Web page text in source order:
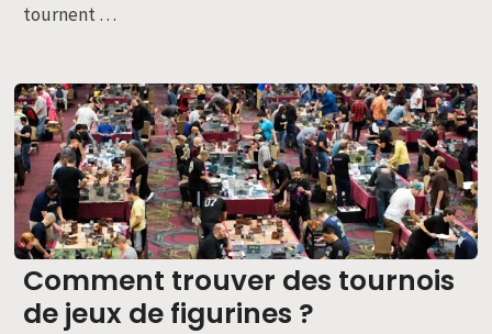
tournent …
Comment trouver des tournois
de jeux de figurines ?